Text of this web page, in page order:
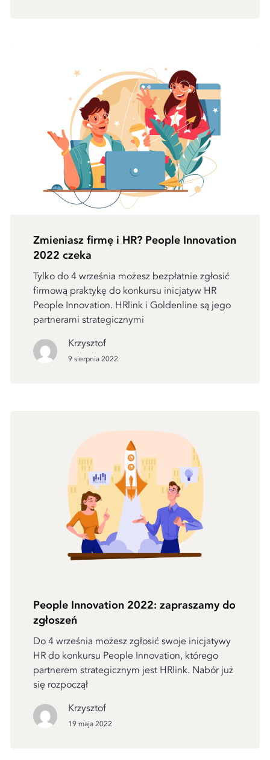
Zmieniasz firmę i HR? People Innovation
2022 czeka
Tylko do 4 września możesz bezpłatnie zgłosić
firmową praktykę do konkursu inicjatyw HR
People Innovation. HRlink i Goldenline są jego
partnerami strategicznymi
Krzysztof
9 sierpnia 2022
People Innovation 2022: zapraszamy do
zgłoszeń
Do 4 września możesz zgłosić swoje inicjatywy
HR do konkursu People Innovation, którego
partnerem strategicznym jest HRlink. Nabór już
się rozpoczął
Krzysztof
19 maja 2022